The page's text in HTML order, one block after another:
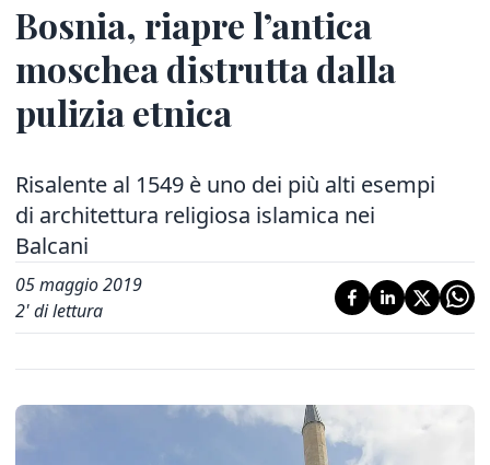
Bosnia, riapre l’antica
moschea distrutta dalla
pulizia etnica
Risalente al 1549 è uno dei più alti esempi
di architettura religiosa islamica nei
Balcani
05 maggio 2019
2' di lettura